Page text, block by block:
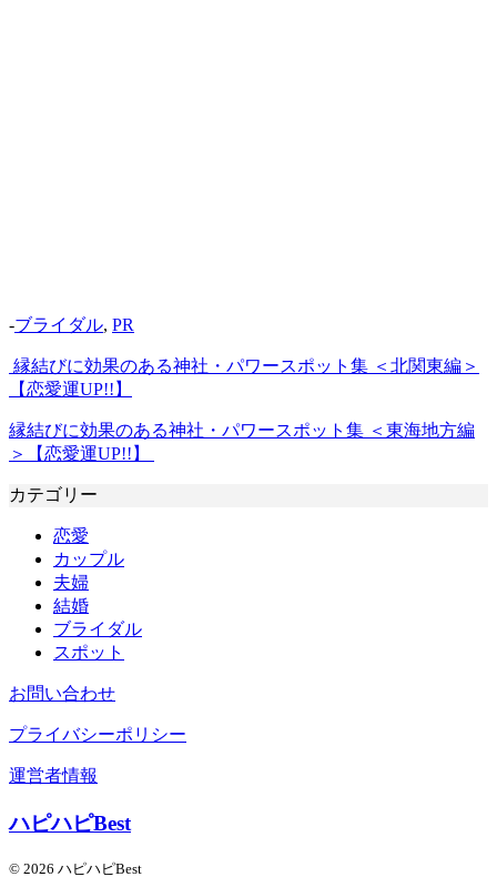
-ブライダル, PR
縁結びに効果のある神社・パワースポット集 ＜北関東編＞
【恋愛運UP!!】
縁結びに効果のある神社・パワースポット集 ＜東海地方編
＞【恋愛運UP!!】
カテゴリー
恋愛
カップル
夫婦
結婚
ブライダル
スポット
お問い合わせ
プライバシーポリシー
運営者情報
ハピハピBest
© 2026 ハピハピBest